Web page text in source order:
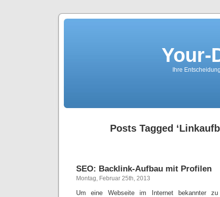
Your-
Ihre
Posts Tagged
SEO: Backlink-Aufbau mit Profilen
Montag, Februar 25th, 2013
Um eine Webseite im Internet bekannter